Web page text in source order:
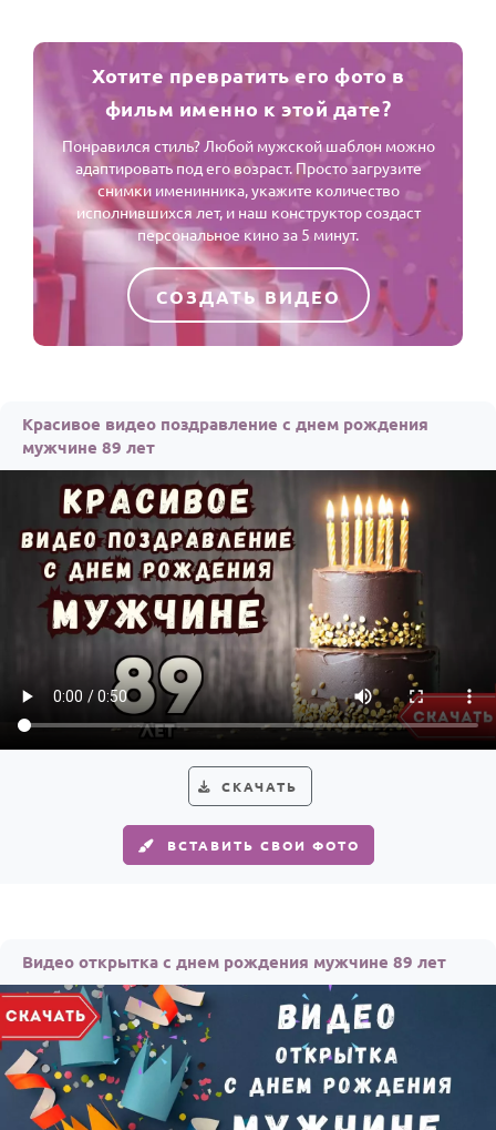
Хотите превратить его фото в
фильм именно к этой дате?
Понравился стиль? Любой мужской шаблон можно
адаптировать под его возраст. Просто загрузите
снимки именинника, укажите количество
исполнившихся лет, и наш конструктор создаст
персональное кино за 5 минут.
СОЗДАТЬ ВИДЕО
Красивое видео поздравление с днем рождения
мужчине 89 лет
СКАЧАТЬ
ВСТАВИТЬ СВОИ ФОТО
Видео открытка с днем рождения мужчине 89 лет